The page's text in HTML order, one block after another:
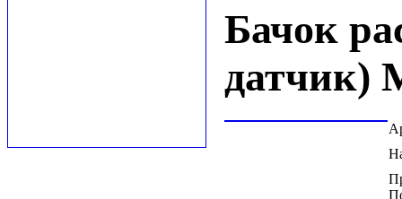
Бачок
датчик)